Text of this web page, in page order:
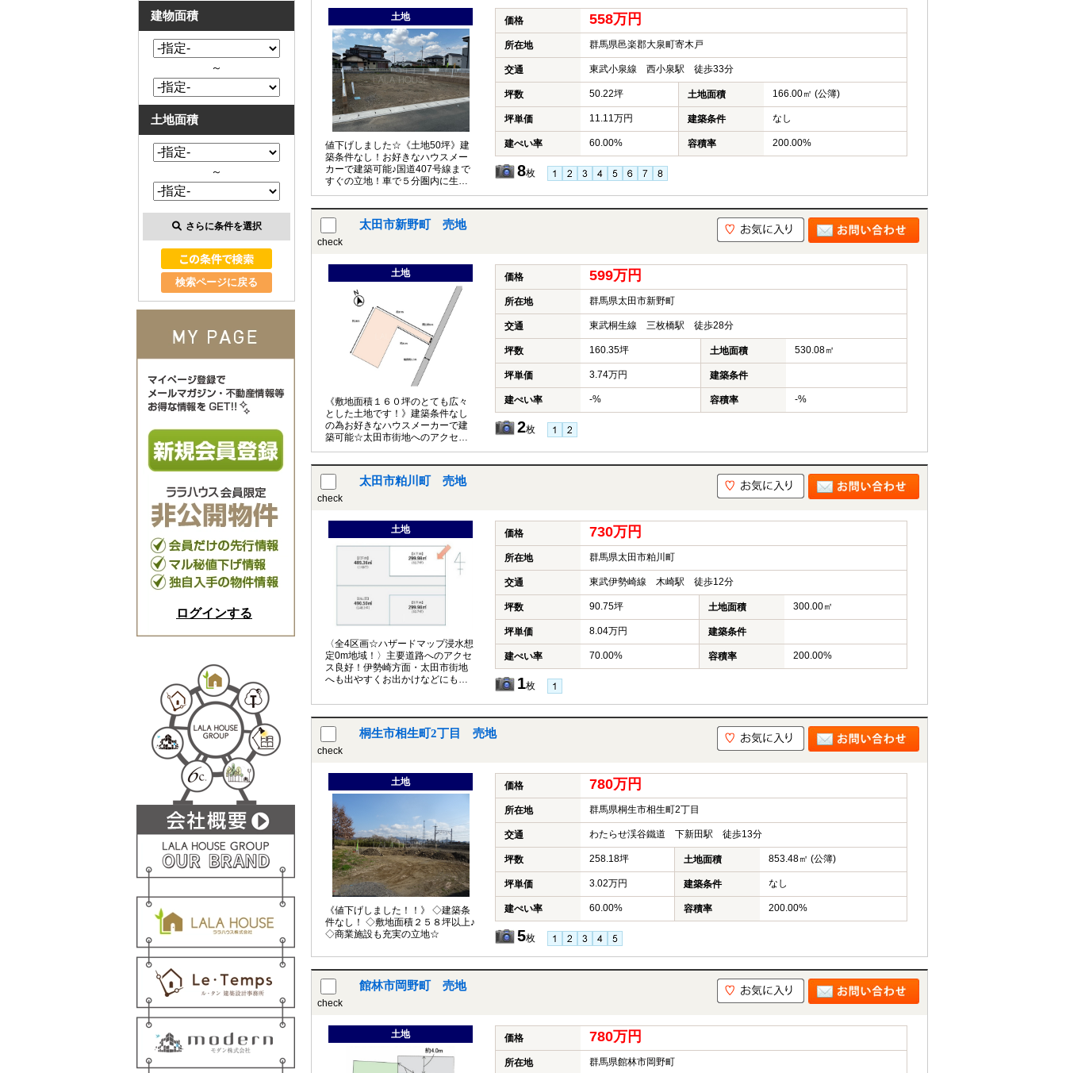
土地
値下げしました☆《土地50坪》建
築条件なし！お好きなハウスメー
カーで建築可能♪国道407号線まで
すぐの立地！車で５分圏内に生活
施設が揃います♪中学校まで徒歩7
価格 558万円
所在地 群馬県邑楽郡大泉町寄木戸
交通 東武小泉線 西小泉駅 徒歩33分
坪数 50.22坪 土地面積 166.00㎡ (公簿)
坪単価 11.11万円 建築条件 なし
建ぺい率 60.00% 容積率 200.00%
8枚
check
太田市新野町 売地
土地
《敷地面積１６０坪のとても広々
とした土地です！》建築条件なし
の為お好きなハウスメーカーで建
築可能☆太田市街地へのアクセス
も良好な立地！県道２号線にも出
価格 599万円
所在地 群馬県太田市新野町
交通 東武桐生線 三枚橋駅 徒歩28分
坪数 160.35坪 土地面積 530.08㎡
坪単価 3.74万円 建築条件
建ぺい率 -% 容積率 -%
2枚
check
太田市粕川町 売地
土地
〈全4区画☆ハザードマップ浸水想
定0m地域！〉主要道路へのアクセ
ス良好！伊勢崎方面・太田市街地
へも出やすくお出かけなどにも便
い合わせください！
価格 730万円
所在地 群馬県太田市粕川町
交通 東武伊勢崎線 木崎駅 徒歩12分
坪数 90.75坪 土地面積 300.00㎡
坪単価 8.04万円 建築条件
建ぺい率 70.00% 容積率 200.00%
1枚
check
桐生市相生町2丁目 売地
土地
《値下げしました！！》 ◇建築条
件なし！ ◇敷地面積２５８坪以上♪
◇商業施設も充実の立地☆
価格 780万円
所在地 群馬県桐生市相生町2丁目
交通 わたらせ渓谷鐵道 下新田駅 徒歩13分
坪数 258.18坪 土地面積 853.48㎡ (公簿)
坪単価 3.02万円 建築条件 なし
建ぺい率 60.00% 容積率 200.00%
5枚
check
館林市岡野町 売地
土地 価格 780万円
所在地 群馬県館林市岡野町
建物面積
～
土地面積
～
さらに条件を選択
検索ページに戻る
ログインする